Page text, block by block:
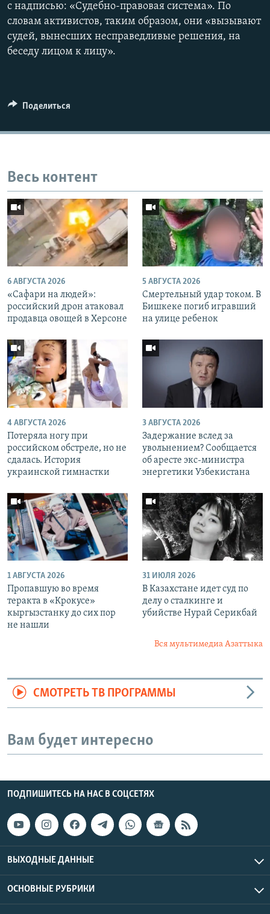
с надписью: «Судебно-правовая система». По
словам активистов, таким образом, они «вызывают
судей, вынесших несправедливые решения, на
беседу лицом к лицу».
Поделиться
Весь контент
6 АВГУСТА 2026
«Cафари на людей»:
российский дрон атаковал
продавца овощей в Херсоне
5 АВГУСТА 2026
Смертельный удар током. В
Бишкеке погиб игравший
на улице ребенок
4 АВГУСТА 2026
Потеряла ногу при
российском обстреле, но не
сдалась. История
украинской гимнастки
3 АВГУСТА 2026
Задержание вслед за
увольнением? Сообщается
об аресте экс-министра
энергетики Узбекистана
1 АВГУСТА 2026
Пропавшую во время
теракта в «Крокусе»
кыргызстанку до сих пор
не нашли
31 ИЮЛЯ 2026
В Казахстане идет суд по
делу о сталкинге и
убийстве Нурай Серикбай
Вся мультимедиа Азаттыка
СМОТРЕТЬ ТВ ПРОГРАММЫ
Вам будет интересно
ПОДПИШИТЕСЬ НА НАС В СОЦСЕТЯХ
ВЫХОДНЫЕ ДАННЫЕ
ОСНОВНЫЕ РУБРИКИ